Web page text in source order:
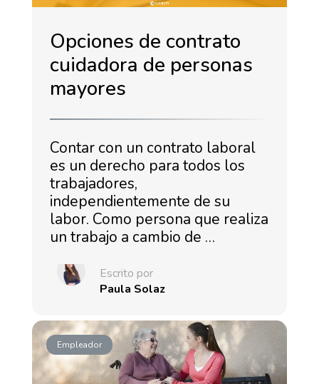
Opciones de contrato
cuidadora de personas
mayores
Contar con un contrato laboral
es un derecho para todos los
trabajadores,
independientemente de su
labor. Como persona que realiza
un trabajo a cambio de …
Escrito por
Paula Solaz
Empleador